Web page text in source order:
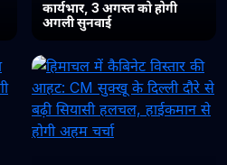
कार्यभार, 3 अगस्त को होगी
अगली सुनवाई